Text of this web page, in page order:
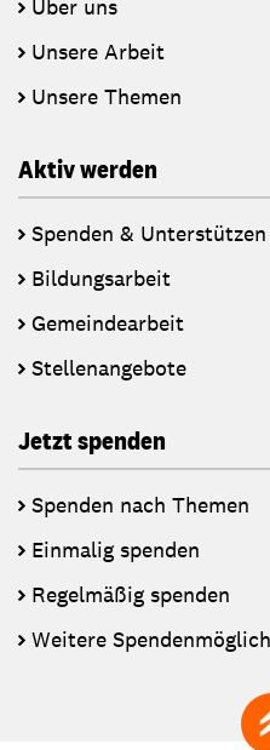
Über uns
Unsere Arbeit
Unsere Themen
Aktiv werden
Spenden & Unterstützen
Bildungsarbeit
Gemeindearbeit
Stellenangebote
Jetzt spenden
Spenden nach Themen
Einmalig spenden
Regelmäßig spenden
Weitere